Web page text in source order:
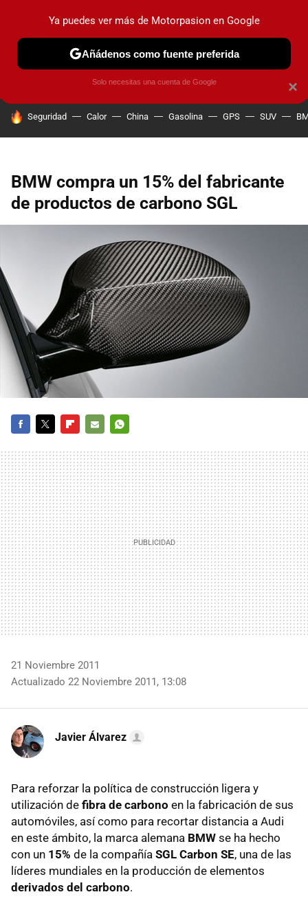
PRUEBAS COCHES ELÉCTRICOS OBSERVATORIO
HOY SE HABLA DE
Seguridad Calor China Gasolina GPS SUV
BMW compra un 15% del fabricante
de productos de carbono SGL
MAIL
21 Noviembre 2011
Actualizado 22 Noviembre 2011, 13:08
Javier Álvarez
Para reforzar la política de construcción ligera y
utilización de fibra de carbono en la fabricación de sus
automóviles, así como para recortar distancia a Audi
en este ámbito, la marca alemana BMW se ha hecho
con un 15% de la compañía SGL Carbon SE, una de las
líderes mundiales en la producción de elementos
derivados del carbono.
×
Ya puedes ver más de Motorpasion en Google
Añádenos como fuente preferida
Solo necesitas una cuenta de Google